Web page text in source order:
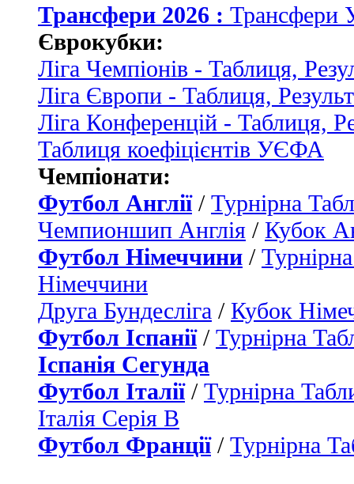
Трансфери 2026 : Трансфери
Єврокубки:
Ліга Чемпіонів - Таблиця,
Ліга Європи - Таблиця,
Ліга Конференцій - Таблиця,
Таблиця коефіцієнтів УЄФА
Чемпіонати:
Футбол Англії/ Турнірна
Чемпионшип Англія / Кубок
Футбол Німеччини /
Німеччини
Друга Бундесліга / Кубок
Футбол Іспанії/ Турнірна
Іспанія Сегунда
Футбол Італії/ Турнірна
Італія Серія B
Футбол Франції/ Турнірна